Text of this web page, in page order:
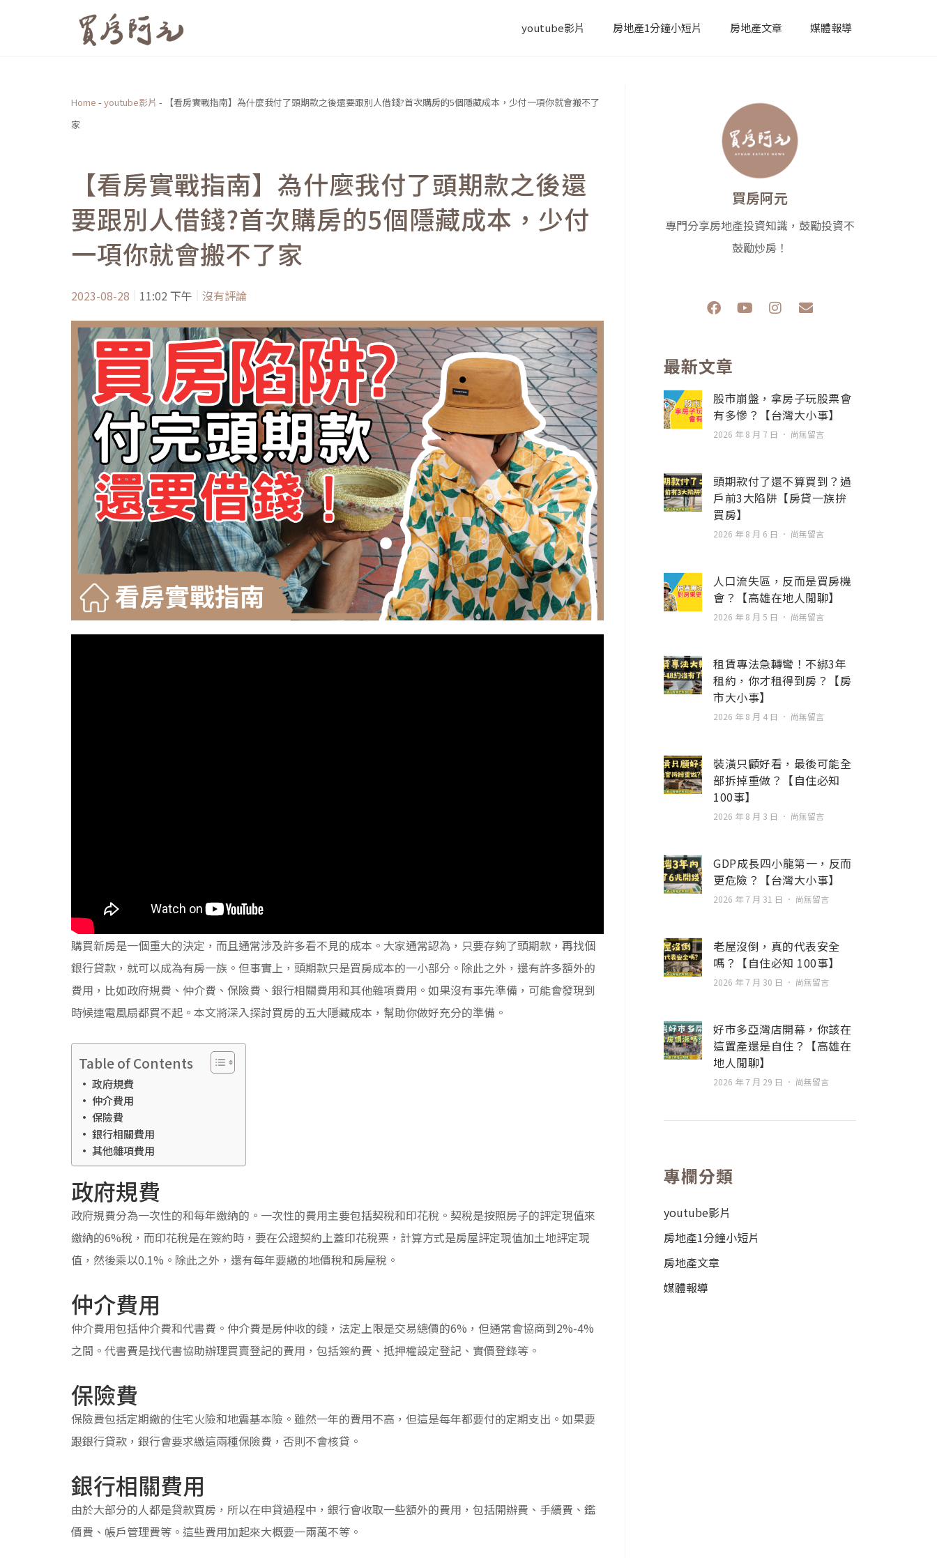
youtube影片 房地產1分鐘小短片 房地產文章 媒體報導
Home - youtube影片 -
【看房實戰指南】為什麼我付了頭期款之後還要跟別人借錢?首次購房的5個隱藏成本，少付一項你就會搬不了
家
【看房實戰指南】為什麼我付了頭期款之後還
要跟別人借錢?首次購房的5個隱藏成本，少付
一項你就會搬不了家
2023-08-28 11:02 下午 沒有評論
購買新房是一個重大的決定，而且通常涉及許多看不見的成本。大家通常認為，只要存夠了頭期款，再找個
銀行貸款，就可以成為有房一族。但事實上，頭期款只是買房成本的一小部分。除此之外，還有許多額外的
費用，比如政府規費、仲介費、保險費、銀行相關費用和其他雜項費用。如果沒有事先準備，可能會發現到
時候連電風扇都買不起。本文將深入探討買房的五大隱藏成本，幫助你做好充分的準備。
Table of Contents
政府規費
仲介費用
保險費
銀行相關費用
其他雜項費用
政府規費
政府規費分為一次性的和每年繳納的。一次性的費用主要包括契稅和印花稅。契稅是按照房子的評定現值來
繳納的6%稅，而印花稅是在簽約時，要在公證契約上蓋印花稅票，計算方式是房屋評定現值加土地評定現
值，然後乘以0.1%。除此之外，還有每年要繳的地價稅和房屋稅。
仲介費用
仲介費用包括仲介費和代書費。仲介費是房仲收的錢，法定上限是交易總價的6%，但通常會協商到2%-4%
之間。代書費是找代書協助辦理買賣登記的費用，包括簽約費、抵押權設定登記、實價登錄等。
保險費
保險費包括定期繳的住宅火險和地震基本險。雖然一年的費用不高，但這是每年都要付的定期支出。如果要
跟銀行貸款，銀行會要求繳這兩種保險費，否則不會核貸。
銀行相關費用
由於大部分的人都是貸款買房，所以在申貸過程中，銀行會收取一些額外的費用，包括開辦費、手續費、鑑
價費、帳戶管理費等。這些費用加起來大概要一兩萬不等。
買房阿元
專門分享房地產投資知識，鼓勵投資不
鼓勵炒房！
F
a
b
o
o
k
Y
o
e
I
n
r
a
m
E
n
p
e
最新文章
股市崩盤，拿房子玩股票會
有多慘？【台灣大小事】
2026 年 8 月 7 日 尚無留言
頭期款付了還不算買到？過
戶前3大陷阱【房貸一族拚
買房】
2026 年 8 月 6 日 尚無留言
人口流失區，反而是買房機
會？【高雄在地人閒聊】
2026 年 8 月 5 日 尚無留言
租賃專法急轉彎！不綁3年
租約，你才租得到房？【房
市大小事】
2026 年 8 月 4 日 尚無留言
裝潢只顧好看，最後可能全
部拆掉重做？【自住必知
100事】
2026 年 8 月 3 日 尚無留言
GDP成長四小龍第一，反而
更危險？【台灣大小事】
2026 年 7 月 31 日 尚無留言
老屋沒倒，真的代表安全
嗎？【自住必知 100事】
2026 年 7 月 30 日 尚無留言
好市多亞灣店開幕，你該在
這置產還是自住？【高雄在
地人閒聊】
2026 年 7 月 29 日 尚無留言
專欄分類
youtube影片
房地產1分鐘小短片
房地產文章
媒體報導